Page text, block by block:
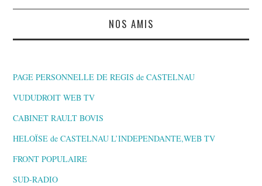
NOS AMIS
PAGE PERSONNELLE DE REGIS de CASTELNAU
VUDUDROIT WEB TV
CABINET RAULT BOVIS
HELOÏSE de CASTELNAU L’INDEPENDANTE,WEB TV
FRONT POPULAIRE
SUD-RADIO